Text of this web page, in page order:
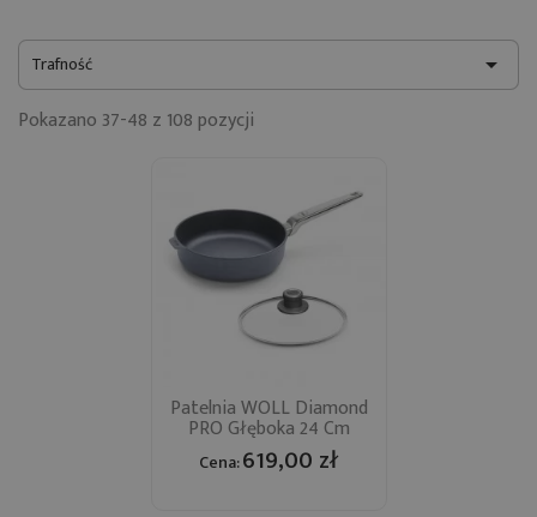
Trafność 
Pokazano 37-48 z 108 pozycji
Patelnia WOLL Diamond
PRO Głęboka 24 Cm
Cena:619,00 zł